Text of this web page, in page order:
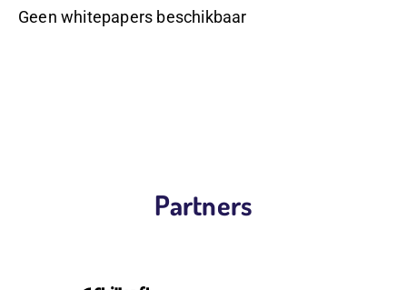
Geen whitepapers beschikbaar
Partners